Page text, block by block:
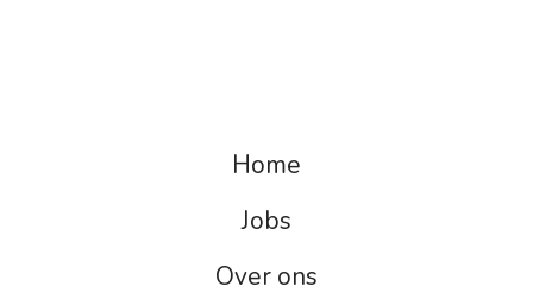
Home
Jobs
Over ons